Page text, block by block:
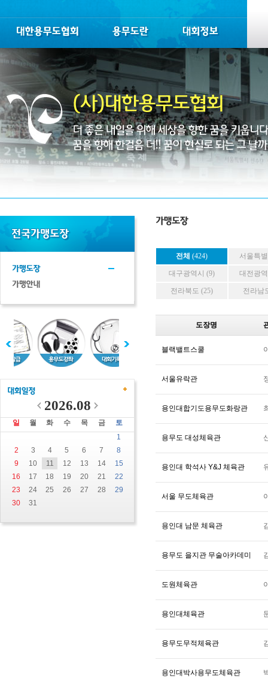
2026.08
일 월 화 수 목 금
토
1
2
3 4 5 6 7
8
9
10 11 12 13 14
15
16
17 18 19 20 21
22
23
24 25 26 27 28
29
30
31
전체 (424) 서울특
대구광역시 (9) 대전광
전라북도 (25) 전라남
도장명
블랙밸트스쿨
서울유락관
용인대합기도용무도화랑관
용무도 대성체육관
용인대 학석사 Y&J 체육관
서울 무도체육관
용인대 남문 체육관
용무도 을지관 무술아카데미
도원체육관
용인대체육관
용무도무적체육관
용인대박사용무도체육관